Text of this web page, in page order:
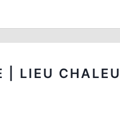
| LIEU